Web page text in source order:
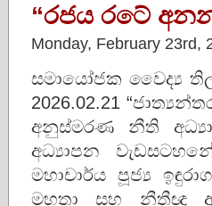
“රජය රටේ
Monday, February 23rd,
සමායෝජක වෛද්‍ය
2026.02.21
අනුස්මරණ නීති
අධ්‍යාපන
මහාචාර්ය පූජ්‍ය
මහතා සහ නීතීඥ